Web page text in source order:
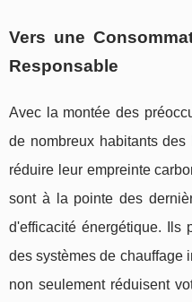
Vers une
Responsable
Avec la montée des
de nombreux habitants
réduire leur empreinte
sont à la pointe des
d'efficacité énergétique. Ils
des systèmes de chauffage
non seulement réduisent